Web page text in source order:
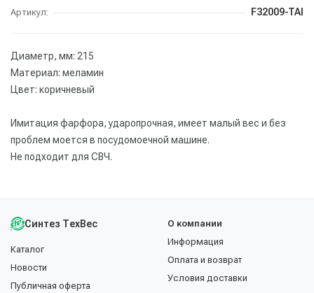
Артикул: F32009-TAI
Диаметр, мм: 215
Материал: меламин
Цвет: коричневый
Имитация фарфора, ударопрочная, имеет малый вес и без
проблем моется в посудомоечной машине.
Не подходит для СВЧ.
Синтез ТехВес
Каталог
Новости
Публичная оферта
О компании
Информация
Оплата и возврат
Условия доставки